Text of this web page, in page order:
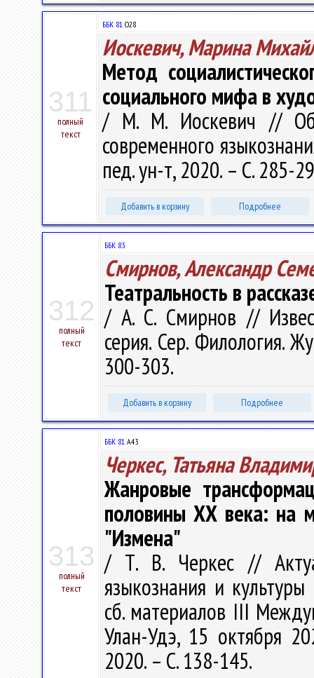
311
полный
текст
ББК 81.О28
Иоскевич, Марина
Метод
социального мифа в
/ М. М. Иоскевич //
современного
пед. ун-т, 2020. – С. 285-
Добавить в корзину Подробнее
312
полный
текст
ББК 83.
Смирнов, Александр
Театральность в
/ А. С. Смирнов //
серия. Сер. Филология.
300-303.
Добавить в корзину Подробнее
313
полный
текст
ББК 81.А43
Черкес, Татьяна
Жанровые
половины ХХ века: на
"Измена"
/ Т. В. Черкес //
языкознания и
сб. материалов III
Улан-Удэ, 15 октября
2020. – С. 138-145.